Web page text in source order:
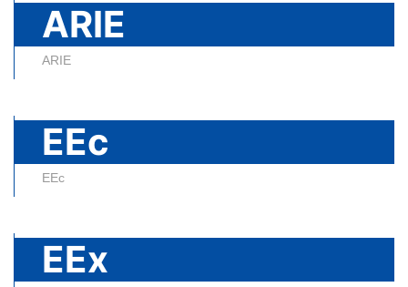
ARIE
ARIE
EEc
EEc
EEx